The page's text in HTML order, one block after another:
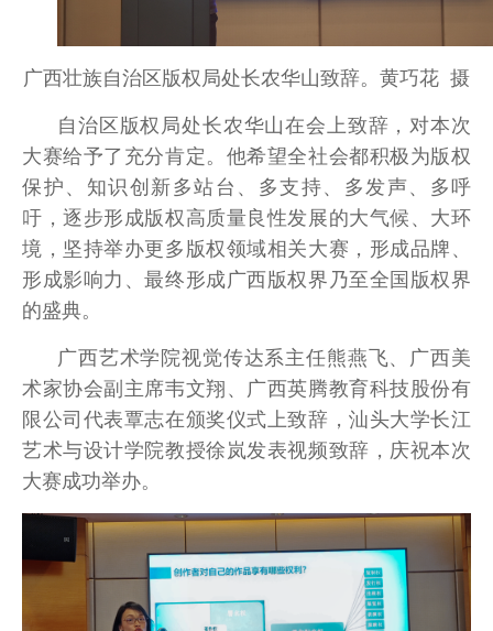
广西壮族自治区版权局处长农华山致辞。黄巧花 摄
自治区版权局处长农华山在会上致辞，对本次
大赛给予了充分肯定。他希望全社会都积极为版权
保护、知识创新多站台、多支持、多发声、多呼
吁，逐步形成版权高质量良性发展的大气候、大环
境，坚持举办更多版权领域相关大赛，形成品牌、
形成影响力、最终形成广西版权界乃至全国版权界
的盛典。
广西艺术学院视觉传达系主任熊燕飞、广西美
术家协会副主席韦文翔、广西英腾教育科技股份有
限公司代表覃志在颁奖仪式上致辞，汕头大学长江
艺术与设计学院教授徐岚发表视频致辞，庆祝本次
大赛成功举办。